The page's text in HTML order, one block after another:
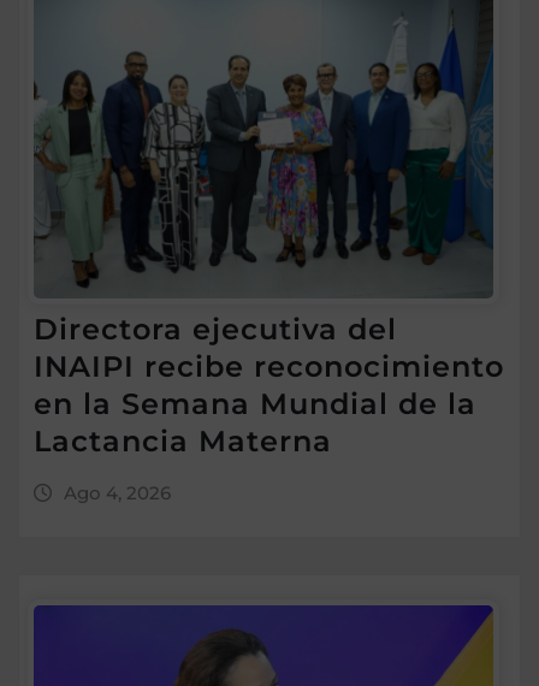
Directora ejecutiva del
INAIPI recibe reconocimiento
en la Semana Mundial de la
Lactancia Materna
Ago 4, 2026